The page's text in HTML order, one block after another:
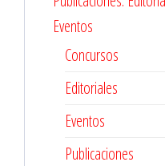
Eventos
Concursos
Editoriales
Eventos
Publicaciones